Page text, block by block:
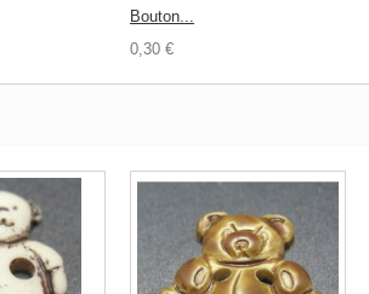
Bouton...
0,30 €